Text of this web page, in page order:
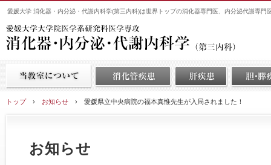
愛媛大学 消化器・内分泌・代謝内科学(第三内科)は世界トップの消化器専門医、内分泌代謝専門
トップ› お知らせ › 愛媛県立中央病院の福本真惟先生が入局されました！
お知らせ